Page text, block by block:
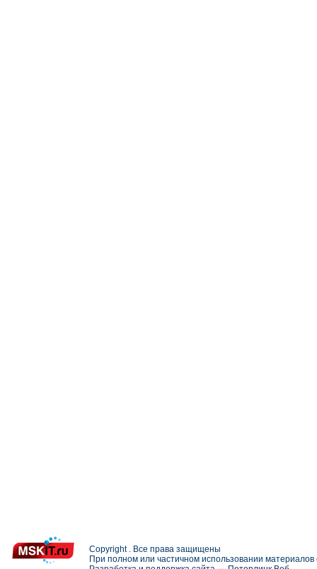
Copyright . Все права защищены
При полном или частичном использовании